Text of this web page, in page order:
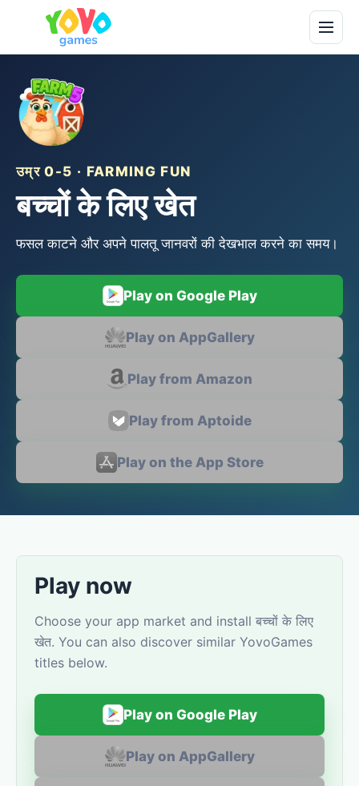
उम्र 0-5 · FARMING FUN
बच्चों के लिए खेत
फसल काटने और अपने पालतू जानवरों की देखभाल करने का समय।
Play on Google Play
Play on AppGallery
Play from Amazon
Play from Aptoide
Play on the App Store
Play now
Choose your app market and install बच्चों के लिए
खेत. You can also discover similar YovoGames
titles below.
Play on Google Play
Play on AppGallery